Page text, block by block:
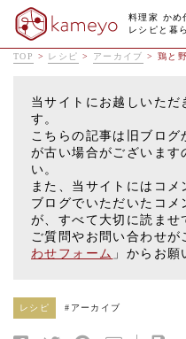
料理家 かめ
レシピと暮
TOP > レシピ > アーカイブ >鶏と
当サイトにお越しいただ
す。
こちらの記事は旧ブロ
が古い場合がございます
い。
また、当サイトにはコ
ブログでいただいたコ
が、すべて大切に読ませ
ご質問やお問い合わせが
わせフォーム 」からお願
レシピ # アーカイブ